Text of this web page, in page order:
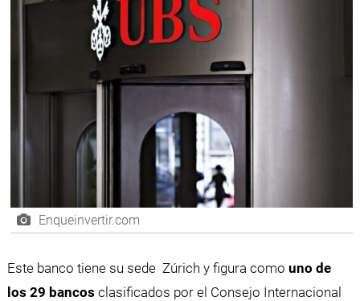
Enqueinvertir.com
Este banco tiene su sede Zúrich y figura como uno de
los 29 bancos clasificados por el Consejo Internacional